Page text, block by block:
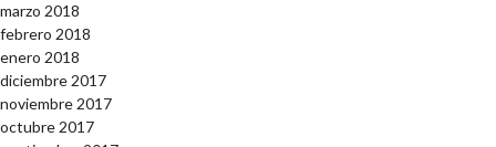
marzo 2018
febrero 2018
enero 2018
diciembre 2017
noviembre 2017
octubre 2017